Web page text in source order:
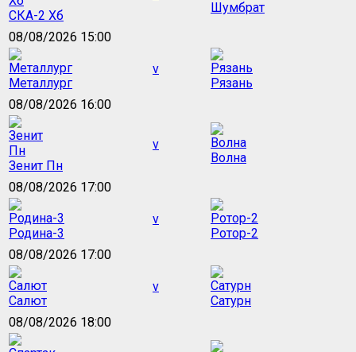
СКА-2 Хб
Шумбрат
08/08/2026 15:00
Металлург
v
Рязань
08/08/2026 16:00
Зенит Пн
v
Волна
08/08/2026 17:00
Родина-3
v
Ротор-2
08/08/2026 17:00
Салют
v
Сатурн
08/08/2026 18:00